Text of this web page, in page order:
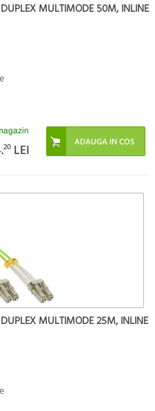
MULTIMODE 50M, INLINE
20 LEI
MULTIMODE 25M, INLINE